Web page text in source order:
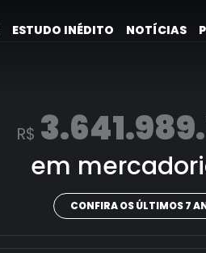
ESTUDO INÉDITO NOTÍCIAS
R$
em
CONFIRA OS ÚLTIMOS 7